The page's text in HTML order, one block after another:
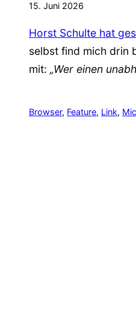
15. Juni 2026
Horst Schulte hat
selbst find mich drin
mit: „Wer einen
Browser, Feature, Link,